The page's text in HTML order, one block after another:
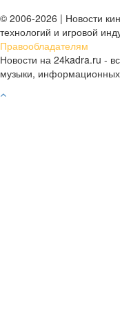
© 2006-2026 | Новости
технологий и игровой
Правообладателям
Новости на 24kadra.ru -
музыки, информационных